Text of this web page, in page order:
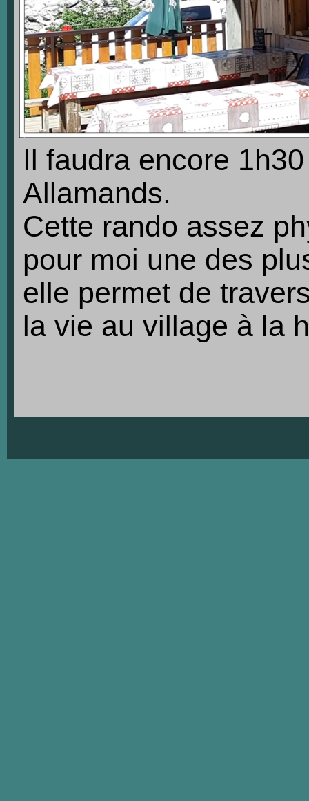
Il faudra encore
Allamands.
Cette rando assez
pour moi une des
elle permet de
la vie au village à la